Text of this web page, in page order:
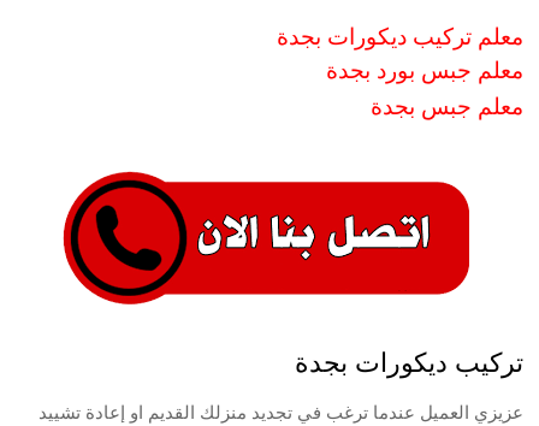
معلم تركيب ديكورات بجدة
معلم جبس بورد بجدة
معلم جبس بجدة
تركيب ديكورات بجدة
عزيزي العميل عندما ترغب في تجديد منزلك القديم او إعادة تشييد